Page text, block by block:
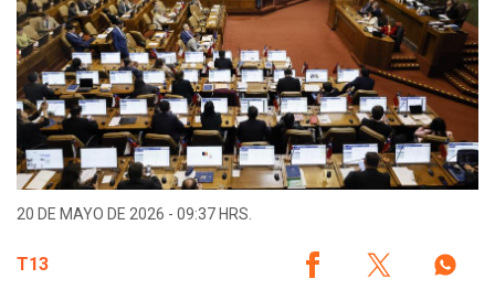
20 DE MAYO DE 2026 - 09:37 HRS.
T13